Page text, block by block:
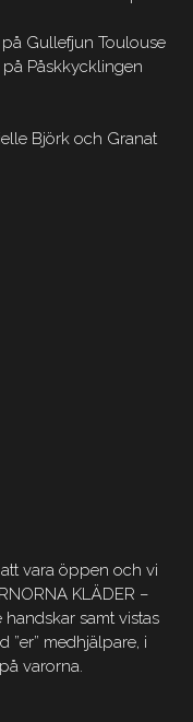
på Gullefjun Toulouse
på Påskkycklingen
Björk och Granat
vara öppen och vi
KLÄDER –
samt vistas
”er” medhjälpare, i
varorna.